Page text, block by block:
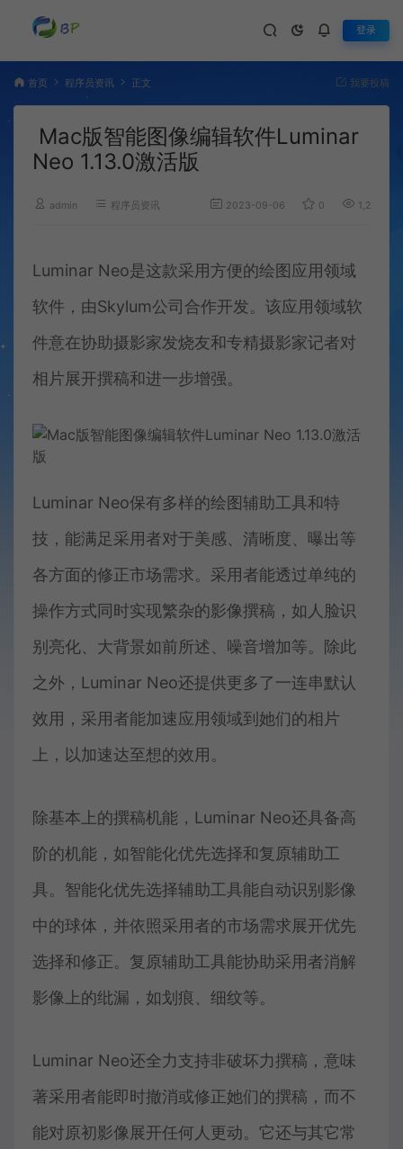
登录
首页 程序员资讯 正文 我要投稿
Mac版智能图像编辑软件Luminar
Neo 1.13.0激活版
admin 程序员资讯 2023-09-06 0 1,254
Luminar Neo是这款采用方便的绘图应用领域
软件，由Skylum公司合作开发。该应用领域软
件意在协助摄影家发烧友和专精摄影家记者对
相片展开撰稿和进一步增强。
Luminar Neo保有多样的绘图辅助工具和特
技，能满足采用者对于美感、清晰度、曝出等
各方面的修正市场需求。采用者能透过单纯的
操作方式同时实现繁杂的影像撰稿，如人脸识
别亮化、大背景如前所述、噪音增加等。除此
之外，Luminar Neo还提供更多了一连串默认
效用，采用者能加速应用领域到她们的相片
上，以加速达至想的效用。
除基本上的撰稿机能，Luminar Neo还具备高
阶的机能，如智能化优先选择和复原辅助工
具。智能化优先选择辅助工具能自动识别影像
中的球体，并依照采用者的市场需求展开优先
选择和修正。复原辅助工具能协助采用者消解
影像上的纰漏，如划痕、细纹等。
Luminar Neo还全力支持非破坏力撰稿，意味
著采用者能即时撤消或修正她们的撰稿，而不
能对原初影像展开任何人更动。它还与其它常